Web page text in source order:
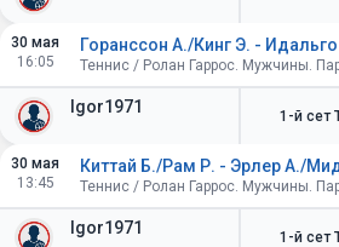
30 мая
16:05
Igor1971
Горанссон А./Кинг Э. -
Теннис / Ролан Гаррос. Мужчины.
1-й сет
30 мая
13:45
Igor1971
Киттай Б./Рам Р. - Эрлер А./
Теннис / Ролан Гаррос. Мужчины.
1-й сет